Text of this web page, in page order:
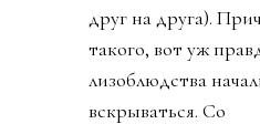
друг на друга).
такого, вот уж
лизоблюдства
вскрываться. Со